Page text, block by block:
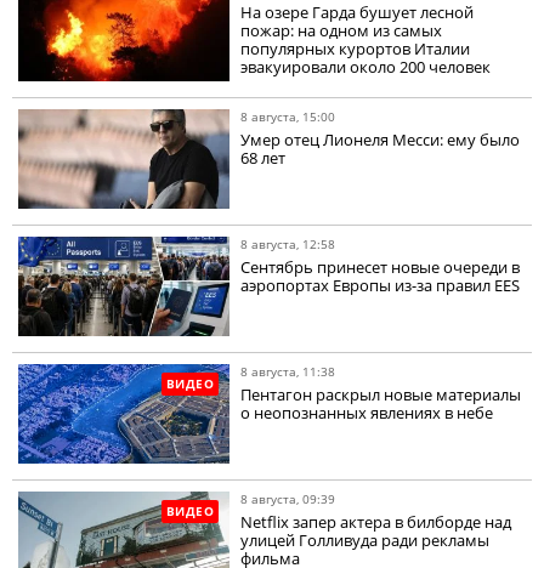
На озере Гарда бушует лесной
пожар: на одном из самых
популярных курортов Италии
эвакуировали около 200 человек
8 августа, 15:00
Умер отец Лионеля Месси: ему было
68 лет
8 августа, 12:58
Сентябрь принесет новые очереди в
аэропортах Европы из-за правил EES
ВИДЕО
8 августа, 11:38
Пентагон раскрыл новые материалы
о неопознанных явлениях в небе
ВИДЕО
8 августа, 09:39
Netflix запер актера в билборде над
улицей Голливуда ради рекламы
фильма